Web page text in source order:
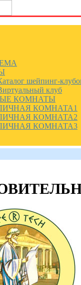
шейпинг-
клуб
КОМНАТЫ
КОМНАТА1
КОМНАТА2
КОМНАТА3